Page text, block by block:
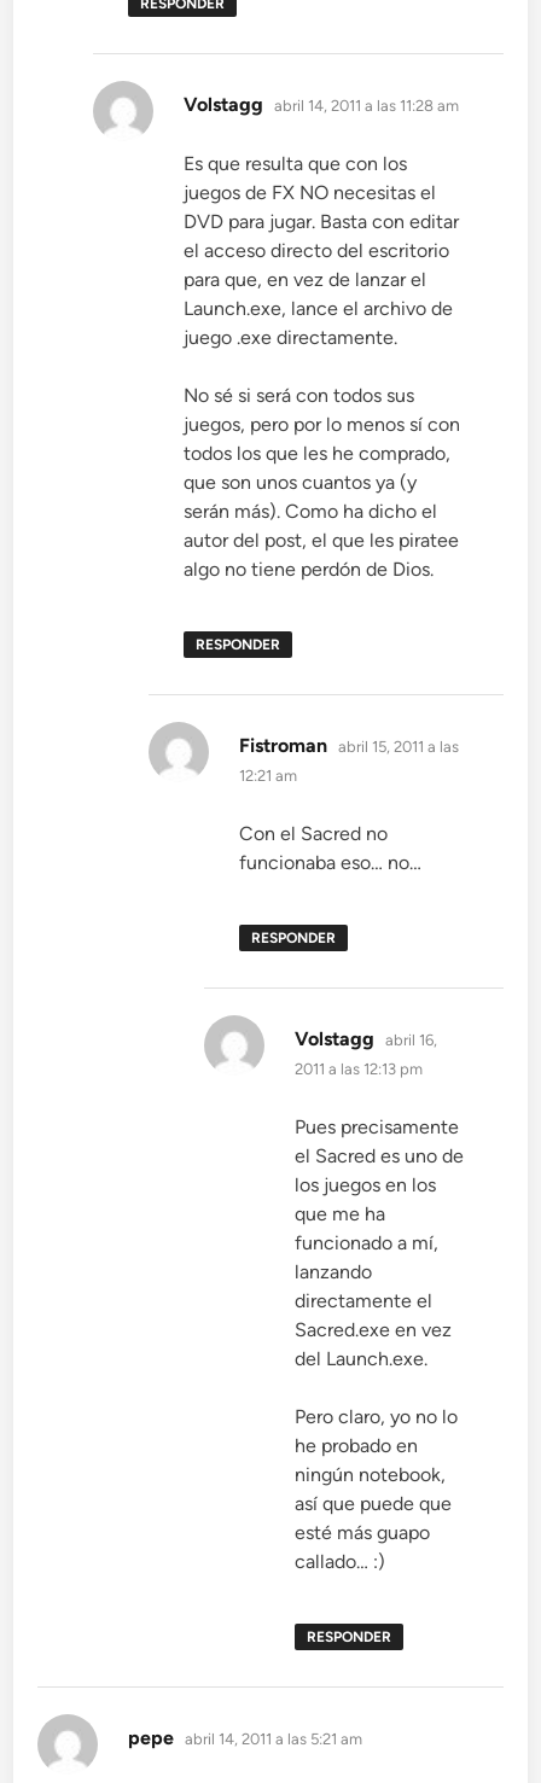
Volstagg dice:
abril 14, 2011 a las 11:28 am
Es que resulta que con los
juegos de FX NO necesitas el
DVD para jugar. Basta con editar
el acceso directo del escritorio
para que, en vez de lanzar el
Launch.exe, lance el archivo de
juego .exe directamente.
No sé si será con todos sus
juegos, pero por lo menos sí con
todos los que les he comprado,
que son unos cuantos ya (y
serán más). Como ha dicho el
autor del post, el que les piratee
algo no tiene perdón de Dios.
RESPONDER
Fistroman dice:
abril 15, 2011 a las
12:21 am
Con el Sacred no
funcionaba eso… no…
RESPONDER
Volstagg dice:
abril 16,
2011 a las 12:13 pm
Pues precisamente
el Sacred es uno de
los juegos en los
que me ha
funcionado a mí,
lanzando
directamente el
Sacred.exe en vez
del Launch.exe.
Pero claro, yo no lo
he probado en
ningún notebook,
así que puede que
esté más guapo
callado… :)
RESPONDER
pepe dice:
abril 14, 2011 a las 5:21 am